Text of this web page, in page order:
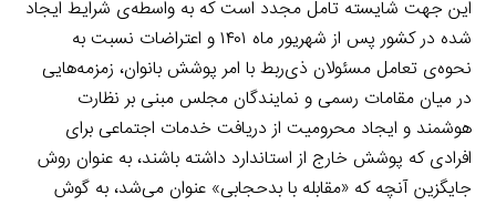
این جهت شایسته تامل مجدد است که به واسطه‌ی شرایط ایجاد
شده در کشور پس از شهریور ماه ۱۴۰۱ و اعتراضات نسبت به
نحوه‌ی تعامل مسئولان ذی‌ربط با امر پوشش بانوان، زمزمه‌هایی
در میان مقامات رسمی و نمایندگان مجلس مبنی بر نظارت
هوشمند و ایجاد محرومیت از دریافت خدمات اجتماعی برای
افرادی که پوشش خارج از استاندارد داشته باشند، به عنوان روش
جایگزین آنچه که «مقابله با بدحجابی» عنوان می‌شد، به گوش